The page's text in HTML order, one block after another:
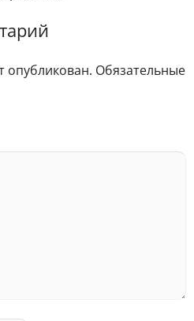
опубликован. Обязательные